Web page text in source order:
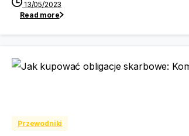
13/05/2023
Read more
Przewodniki